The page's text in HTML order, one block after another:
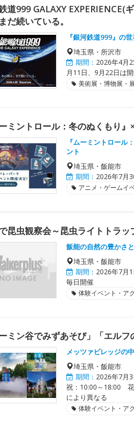
道999 GALAXY EXPERIENCE(
だ続いている。
『銀河鉄道999』の
埼玉県・所沢市
期間： 2026年4月
月11日、9月22日は
美術展・博物展・
ーミントロール：冬のぬくもり
『ムーミントロール
ント
埼玉県・飯能市
期間： 2026年7月
アニメ・ゲームイ
昆虫観察会～昆虫ライトトラッ
飯能の自然の豊かさ
埼玉県・飯能市
期間： 2026年7月
毎日開催
体験イベント・ア
ーミン谷でみずあそび」「エル
メッツァビレッジの
埼玉県・飯能市
期間： 2026年7月
祝：10:00～18:00
により異なる
体験イベント・ア